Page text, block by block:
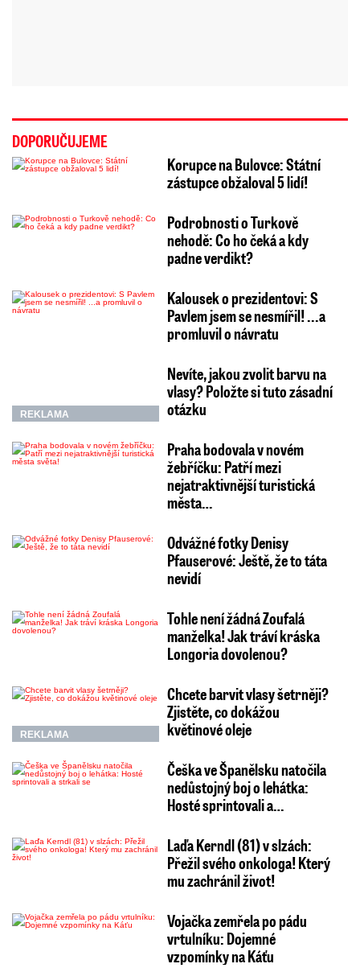
DOPORUČUJEME
Korupce na Bulovce: Státní
zástupce obžaloval 5 lidí!
Podrobnosti o Turkově
nehodě: Co ho čeká a kdy
padne verdikt?
Kalousek o prezidentovi: S
Pavlem jsem se nesmířil! ...a
promluvil o návratu
REKLAMA
Nevíte, jakou zvolit barvu na
vlasy? Položte si tuto zásadní
otázku
Praha bodovala v novém
žebříčku: Patří mezi
nejatraktivnější turistická
města…
Odvážné fotky Denisy
Pfauserové: Ještě, že to táta
nevidí
Tohle není žádná Zoufalá
manželka! Jak tráví kráska
Longoria dovolenou?
REKLAMA
Chcete barvit vlasy šetrněji?
Zjistěte, co dokážou
květinové oleje
Češka ve Španělsku natočila
nedůstojný boj o lehátka:
Hosté sprintovali a…
Laďa Kerndl (81) v slzách:
Přežil svého onkologa! Který
mu zachránil život!
Vojačka zemřela po pádu
vrtulníku: Dojemné
vzpomínky na Káťu